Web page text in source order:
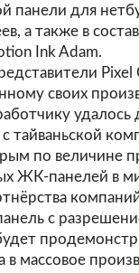
панели для
а также в
Ink Adam.
своих
удалось
тайваньской
по величине
ЖК-панелей в
с
в массовое